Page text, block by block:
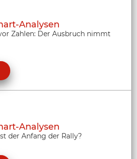
Analysen
Zahlen: Der Ausbruch nimmt
Analysen
der Anfang der Rally?